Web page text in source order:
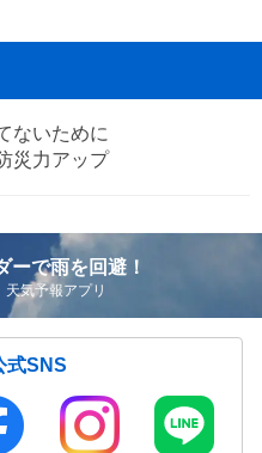
ないために
災力アップ
ーで雨を回避！
気予報アプリ
式SNS